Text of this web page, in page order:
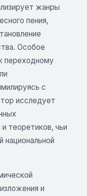
жанры
пения,
Особое
переходному
с
исследует
теоретиков, чьи
национальной
и